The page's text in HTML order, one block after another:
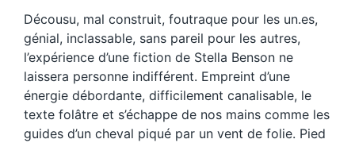
Décousu, mal construit, foutraque pour les un.es,
génial, inclassable, sans pareil pour les autres,
l’expérience d’une fiction de Stella Benson ne
laissera personne indifférent. Empreint d’une
énergie débordante, difficilement canalisable, le
texte folâtre et s’échappe de nos mains comme les
guides d’un cheval piqué par un vent de folie. Pied